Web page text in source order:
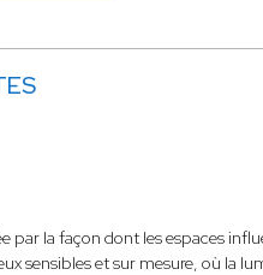
par la façon dont les espaces
sensibles et sur mesure, où la